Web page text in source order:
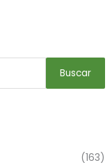
Buscar
(163)